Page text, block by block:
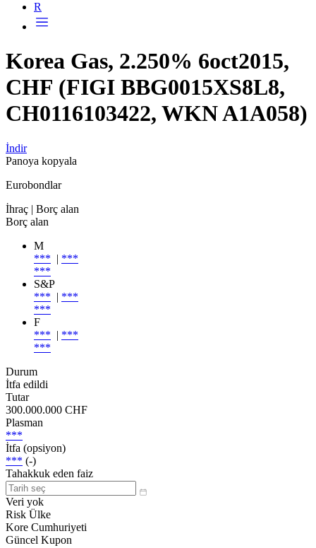
R
Korea Gas, 2.250% 6oct2015,
CHF (FIGI BBG0015XS8L8,
CH0116103422, WKN A1A058)
İndir
Panoya kopyala
Eurobondlar
İhraç | Borç alan
Borç alan
M
*** | ***
***
S&P
*** | ***
***
F
*** | ***
***
Durum
İtfa edildi
Tutar
300.000.000 CHF
Plasman
***
İtfa (opsiyon)
*** (-)
Tahakkuk eden faiz
Veri yok
Risk Ülke
Kore Cumhuriyeti
Güncel Kupon